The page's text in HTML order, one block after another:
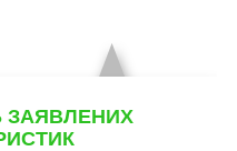
ЗАЯВЛЕНИХ